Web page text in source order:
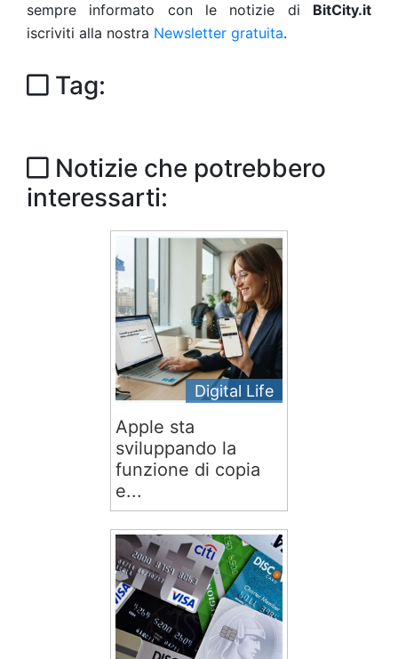
sempre informato con le notizie di BitCity.it
iscriviti alla nostra Newsletter gratuita.
Tag:
Notizie che potrebbero
interessarti:
Digital Life
Apple sta
sviluppando la
funzione di copia
e...